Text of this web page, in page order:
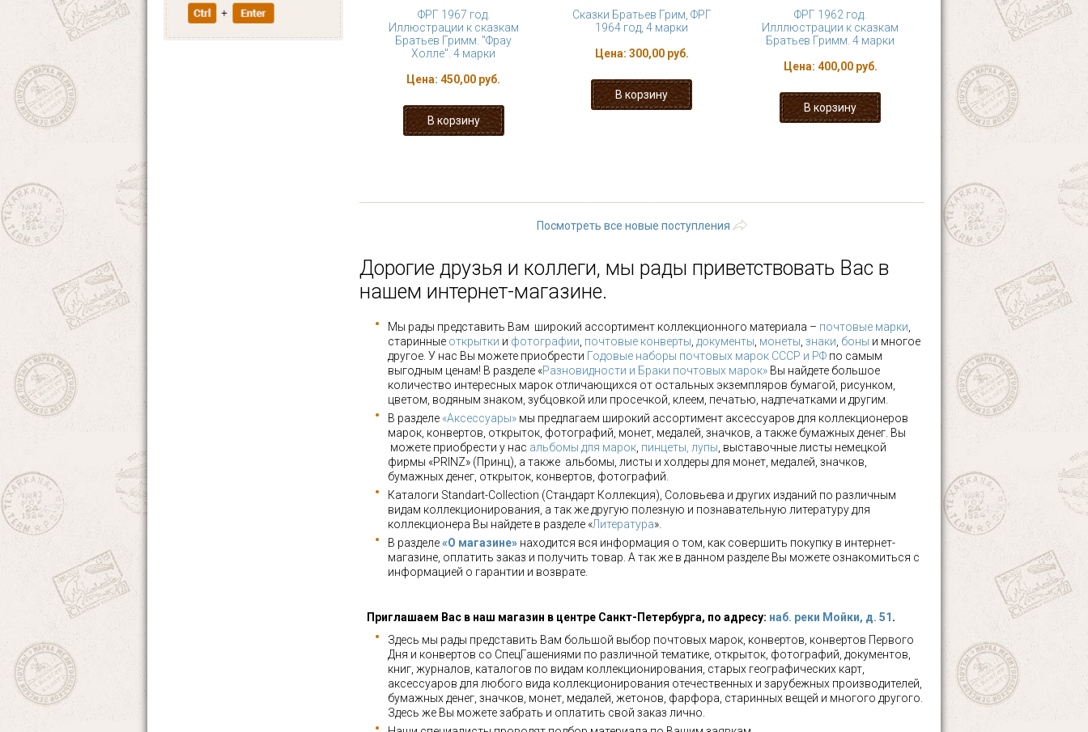
ФРГ 1967 год.
Иллюстрации к сказкам
Братьев Гримм. "Фрау
Холле". 4 марки
Цена: 450,00 руб.
Сказки Братьев Грим, ФРГ
1964 год, 4 марки
Цена: 300,00 руб.
ФРГ 1962 год.
Илллюстрации к сказкам
Братьев Гримм. 4 марки
Цена: 400,00 руб.
Посмотреть все новые поступления
Дорогие друзья и коллеги, мы рады приветствовать Вас в
нашем интернет-магазине.
Мы рады представить Вам широкий ассортимент коллекционного материала – почтовые марки
старинные открытки и фотографии почтовые конверты документы монеты знаки боны и многое
другое. У нас Вы можете приобрести Годовые наборы почтовых марок СССР и РФ по самым
выгодным ценам! В разделе «Разновидности и Браки почтовых марок» Вы найдете большое
количество интересных марок отличающихся от остальных экземпляров бумагой, рисунком,
цветом, водяным знаком, зубцовкой или просечкой, клеем, печатью, надпечатками и другим.
В разделе «Аксессуары» мы предлагаем широкий ассортимент аксессуаров для коллекционеров
марок, конвертов, открыток, фотографий, монет, медалей, значков, а также бумажных денег. Вы
можете приобрести у нас альбомы для марок пинцеты, лупы , выставочные листы немецкой
фирмы «PRINZ» (Принц), а также альбомы, листы и холдеры для монет, медалей, значков,
бумажных денег, открыток, конвертов, фотографий.
Каталоги Standart-Collection (Стандарт Коллекция), Соловьева и других изданий по различным
видам коллекционирования, а так же другую полезную и познавательную литературу для
коллекционера Вы найдете в разделе «Литература».
В разделе«О магазине» находится вся информация о том, как совершить покупку в интернет-
магазине, оплатить заказ и получить товар. А так же в данном разделе Вы можете ознакомиться с
информацией о гарантии и возврате.
Приглашаем Вас в наш магазин в центре Санкт-Петербурга, по адресу: наб. реки Мойки, д. 51 .
Здесь мы рады представить Вам большой выбор почтовых марок, конвертов, конвертов Первого
Дня и конвертов со СпецГашениями по различной тематике, открыток, фотографий, документов,
книг, журналов, каталогов по видам коллекционирования, старых географических карт,
аксессуаров для любого вида коллекционирования отечественных и зарубежных производителей,
бумажных денег, значков, монет, медалей, жетонов, фарфора, старинных вещей и многого другого.
Здесь же Вы можете забрать и оплатить свой заказ лично.